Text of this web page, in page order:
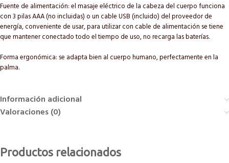
Fuente de alimentación: el masaje eléctrico de la cabeza del cuerpo funciona
con 3 pilas AAA (no incluidas) o un cable USB (incluido) del proveedor de
energía, conveniente de usar, para utilizar con cable de alimentación se tiene
que mantener conectado todo el tiempo de uso, no recarga las baterías.
Forma ergonómica: se adapta bien al cuerpo humano, perfectamente en la
palma.
Información adicional
Valoraciones (0)
Productos relacionados